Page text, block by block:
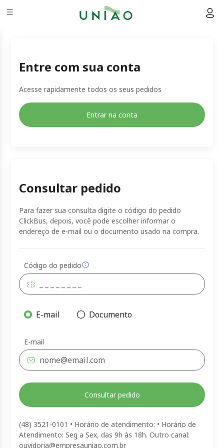
Entre com sua conta
Acesse rapidamente todos os seus pedidos
Entrar na conta
Consultar pedido
Para fazer sua consulta digite o código do pedido
ClickBus, depois, você pode escolher informar o
endereço de e-mail ou o documento usado na compra.
Código do pedido
E-mail Documento
E-mail
Consultar pedido
(48) 3521-0101 • Horário de atendimento: • Horário de
Atendimento: Seg a Sex, das 9h às 18h. Outro canal:
ouvidoria@empresauniao.com.br